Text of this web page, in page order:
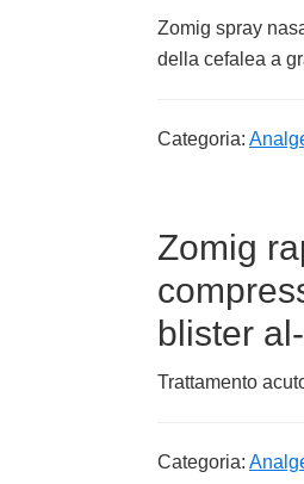
Zomig spray
della cefalea a
Categoria:
Zomig
blister
Trattamento
Categoria: